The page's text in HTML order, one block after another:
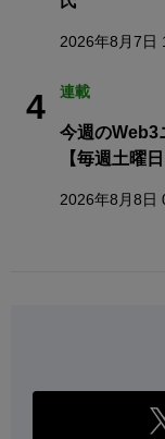
2026年8月7日
4 連載
今週のWeb3
【毎週土曜
2026年8月8日